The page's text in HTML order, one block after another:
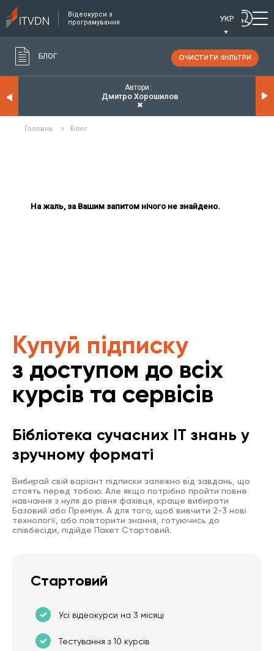
Відеокурси з
програмування
УКР
БЛОГ ОЧИСТИТИ ФІЛЬТРИ
Автори
Дмитро Хорошилов
✖
Головна > Блог
На жаль, за Вашим запитом нічого не знайдено.
Купуй підписку
з доступом до всіх
курсів та сервісів
Бібліотека сучасних IT знань у
зручному форматі
Вибирай свій варіант підписки залежно від завдань, що
стоять перед тобою. Але якщо потрібно пройти повне
навчання з нуля до рівня фахівця, краще вибирати
Базовий або Преміум. А для того, щоб вивчити 2-3 нові
технології, або повторити знання, готуючись до
співбесіди, підійде Пакет Стартовий.
Стартовий
Усі відеокурси на 3 місяці
Тестування з 10 курсів